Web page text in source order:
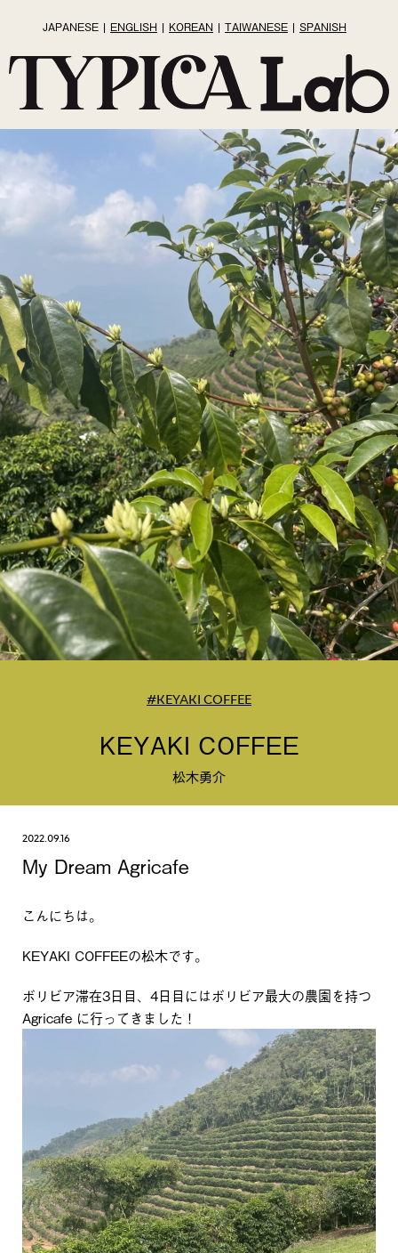
JAPANESE ENGLISH KOREAN TAIWANESE SPANISH
#KEYAKI COFFEE
KEYAKI COFFEE
松木勇介
2022.09.16
My Dream Agricafe
こんにちは。
KEYAKI COFFEEの松木です。
ボリビア滞在3日目、4日目にはボリビア最大の農園を持つ
Agricafe に行ってきました！